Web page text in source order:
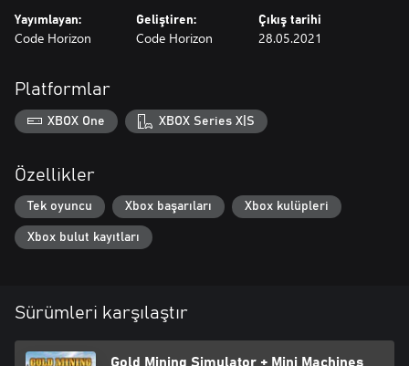
a background story you can discover in your spare time.
Yayımlayan:
Code Horizon
Geliştiren:
Code Horizon
Çıkış tarihi
28.05.2021
Platformlar
XBOX One XBOX Series X|S
Özellikler
Tek oyuncu Xbox başarıları Xbox kulüpleri
Xbox bulut kayıtları
Sürümleri karşılaştır
Gold Mining Simulator + Mini Machines